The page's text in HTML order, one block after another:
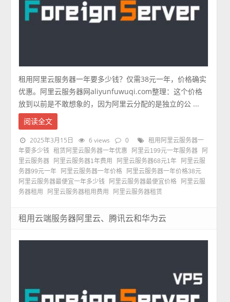
租用阿里云服务器一年要多少钱？仅需38元一年，价格确实
优惠。阿里云服务器网aliyunfuwuqi.com整理：这个价格
放到以前是不敢想象的，因为阿里云分配的是独立的公 ...
阅读全文
2025年3月15日 6 views 0
租用阿里云服务器一
年要多少钱 租赁阿里云服务器一年优惠 阿里云199元一年服务器
阿
里云服务器
阿里云服务器1年费用 阿里云服务器68元1年
阿里云服
务器99元一年
阿里云服务器一年价格
阿里云服务器一年价格38元
阿里云服务器最便宜一年多少钱
阿里云服务器最便宜价格
阿里云服
务器租用
阿里云服务器租用费用 阿里云服务器租赁
租用云端服务器阿里云、腾讯云和华为云